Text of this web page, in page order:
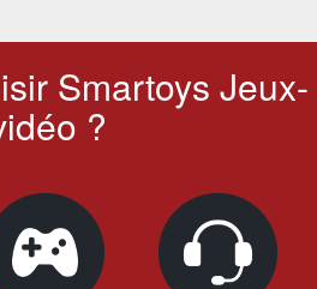
Smartoys Jeux-
?